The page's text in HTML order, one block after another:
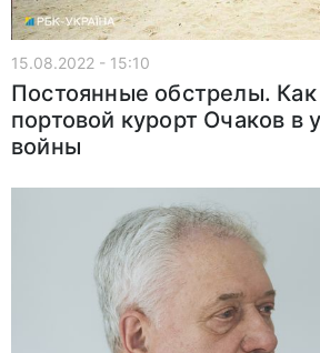
15.08.2022 - 15:10
Постоянные обстрелы.
портовой курорт Очаков в
войны